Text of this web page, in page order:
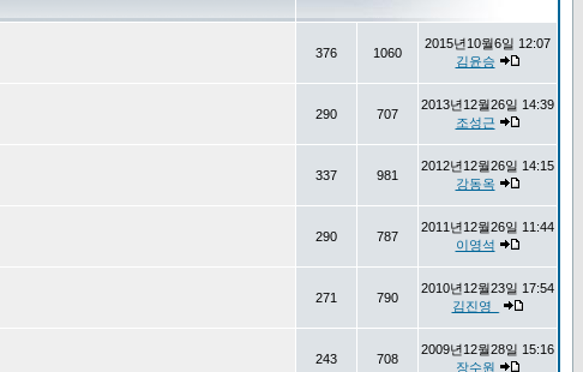
376 1060
2015년10월6일 12:07
김윤승
290 707
2013년12월26일 14:39
조성근
337 981
2012년12월26일 14:15
강동옥
290 787
2011년12월26일 11:44
이영석
271 790
2010년12월23일 17:54
김진영_
243 708
2009년12월28일 15:16
장수원